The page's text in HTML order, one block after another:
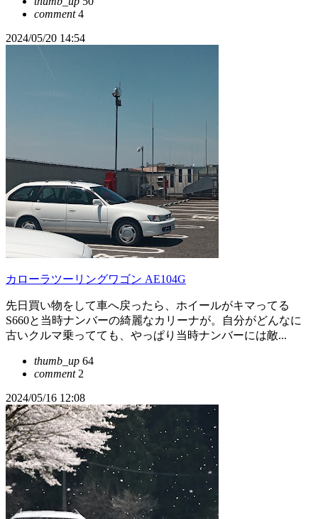
comment4
2024/05/20 14:54
カローラツーリングワゴン AE104G
先日買い物をして車へ戻ったら、ホイールがキマってる
S660と当時ナンバーの綺麗なカリーナが。自分がどんなに
古いクルマ乗ってても、やっぱり当時ナンバーには敵...
thumb_up 64
comment2
2024/05/16 12:08